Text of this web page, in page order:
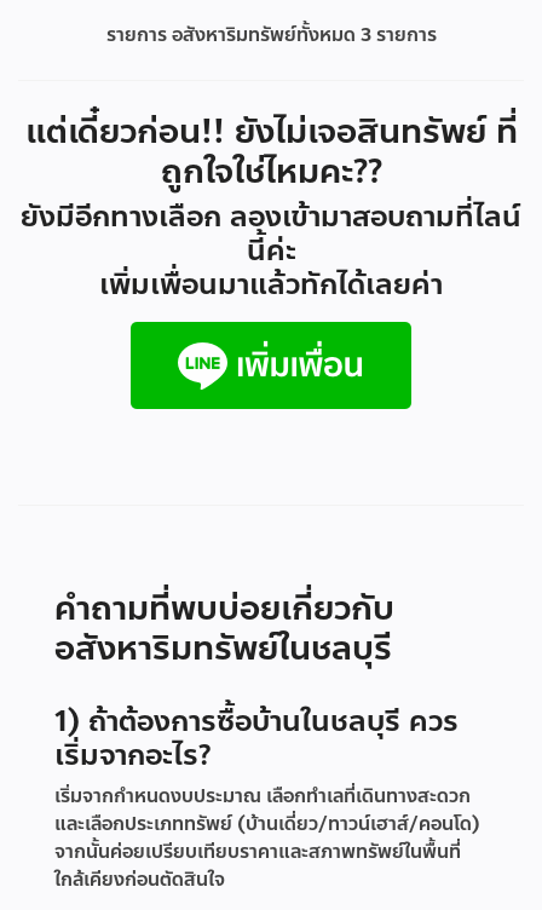
รายการ อสังหาริมทรัพย์ทั้งหมด 3รายการ
แต่เดี๋ยวก่อน!! ยังไม่เจอสินทรัพย์ ที่
ถูกใจใช่ไหมคะ??
ยังมีอีกทางเลือก ลองเข้ามาสอบถามที่ไลน์
นี้ค่ะ
เพิ่มเพื่อนมาแล้วทักได้เลยค่า
คำถามที่พบบ่อยเกี่ยวกับ
อสังหาริมทรัพย์ในชลบุรี
1) ถ้าต้องการซื้อบ้านในชลบุรี ควร
เริ่มจากอะไร?
เริ่มจากกำหนดงบประมาณ เลือกทำเลที่เดินทางสะดวก
และเลือกประเภททรัพย์ (บ้านเดี่ยว/ทาวน์เฮาส์/คอนโด)
จากนั้นค่อยเปรียบเทียบราคาและสภาพทรัพย์ในพื้นที่
ใกล้เคียงก่อนตัดสินใจ